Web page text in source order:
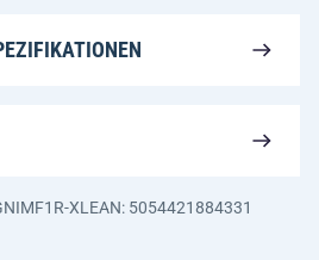
XL EAN: 5054421884331